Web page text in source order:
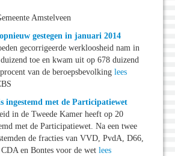
Amstelveen
gestegen in januari 2014
gecorrigeerde werkloosheid nam in
toe en kwam uit op 678 duizend
van de beroepsbevolking lees
ingestemd met de Participatiewet
in de Tweede Kamer heeft op 20
met de Participatiewet. Na een twee
de fracties van VVD, PvdA, D66,
en Bontes voor de wet lees